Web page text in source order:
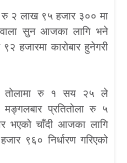
रु २ लाख ९५ हजार ३०० मा
सुन आजका लागि भने
हजारमा कारोबार हुनेगरी
तोलामा रु १ सय २५ ले
प्रतितोला रु ५
भएको चाँदी आजका लागि
९६० निर्धारण गरिएको